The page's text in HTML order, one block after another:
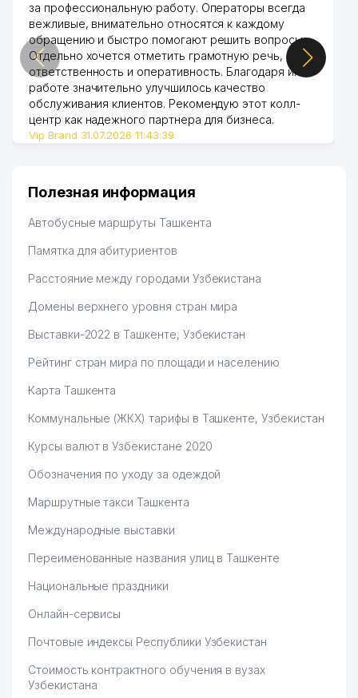
за профессиональную работу. Операторы всегда
вежливые, внимательно относятся к каждому
обращению и быстро помогают решить вопросы.
Отдельно хочется отметить грамотную речь,
ответственность и оперативность. Благодаря их
работе значительно улучшилось качество
обслуживания клиентов. Рекомендую этот колл-
центр как надежного партнера для бизнеса.
Vip Brand 31.07.2026 11:43:39
Полезная информация
Автобусные маршруты Ташкента
Памятка для абитуриентов
Расстояние между городами Узбекистана
Домены верхнего уровня стран мира
Выставки-2022 в Ташкенте, Узбекистан
Рейтинг стран мира по площади и населению
Карта Ташкента
Коммунальные (ЖКХ) тарифы в Ташкенте, Узбекистан
Курсы валют в Узбекистане 2020
Обозначения по уходу за одеждой
Маршрутные такси Ташкента
Международные выставки
Переименованные названия улиц в Ташкенте
Национальные праздники
Онлайн-сервисы
Почтовые индексы Республики Узбекистан
Стоимость контрактного обучения в вузах
Узбекистана